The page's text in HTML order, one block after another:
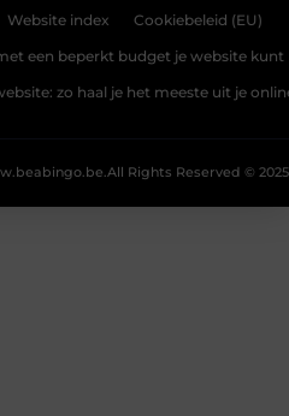
Website index Cookiebeleid (EU)
een beperkt budget je website kunt
zo haal je het meeste uit je
All Rights Reserved © 2025